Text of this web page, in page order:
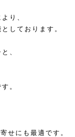
り、
しております。
、
。
せにも最適です。